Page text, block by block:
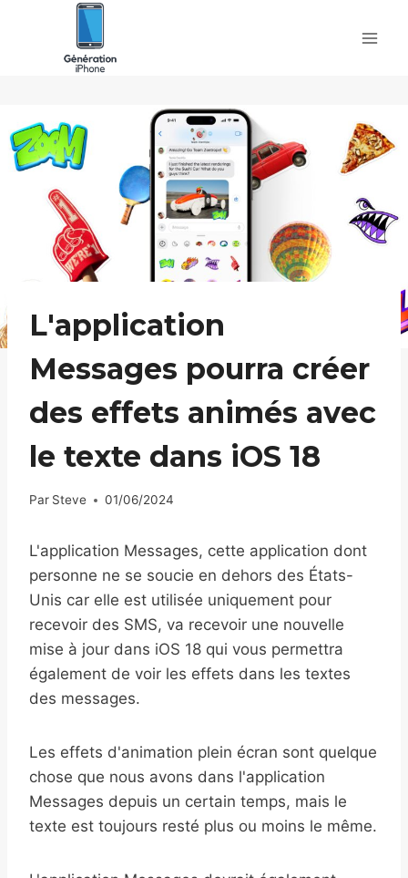
L'application
Messages pourra créer
des effets animés avec
le texte dans iOS 18
Par Steve 01/06/2024
L'application Messages, cette application dont
personne ne se soucie en dehors des États-
Unis car elle est utilisée uniquement pour
recevoir des SMS, va recevoir une nouvelle
mise à jour dans iOS 18 qui vous permettra
également de voir les effets dans les textes
des messages.
Les effets d'animation plein écran sont quelque
chose que nous avons dans l'application
Messages depuis un certain temps, mais le
texte est toujours resté plus ou moins le même.